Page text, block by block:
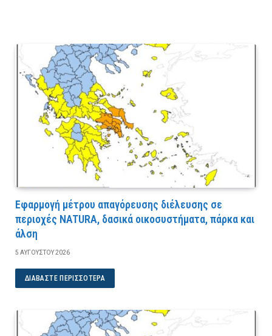
Εφαρμογή μέτρου απαγόρευσης διέλευσης σε
περιοχές NATURA, δασικά οικοσυστήματα, πάρκα και
άλση
5 ΑΥΓΟΎΣΤΟΥ 2026
ΔΙΑΒΆΣΤΕ ΠΕΡΙΣΣΌΤΕΡΑ